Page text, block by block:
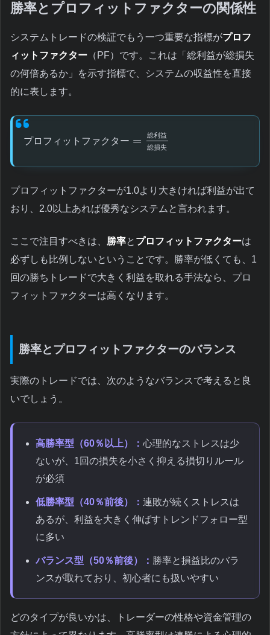
勝率とプロフィットファクターの関係性
システムトレードの検証でもう一つ重要な指標がプロフ
ィットファクター （PF）です。これは「総利益が総損失
の何倍あるか」を示す指標で、システムの収益性を直接
的に表します。
プロ フ ィ ッ ト フ ァク タ ー = 総利益
総損失
プロフィットファクターが1.0より大きければ利益が出て
おり、2.0以上あれば優秀なシステムと言われます。
ここで注目すべきは、 勝率と プロフィットファクターは
必ずしも比例しないということです。勝率が低くても、1
回の勝ちトレードで大きく利益を取れる手法なら、プロ
フィットファクターは高くなります。
勝率とプロフィットファクターのバランス
実際のトレードでは、次のようなバランスで考えると良
いでしょう。
高勝率型（60％以上）： 心理的なストレスは少
ないが、1回の損失を小さく抑える損切りルール
が必須
低勝率型（40％前後）： 連敗が続くストレスは
あるが、利益を大きく伸ばすトレンドフォロー型
に多い
バランス型（50％前後）： 勝率と損益比のバラ
ンスが取れており、初心者にも扱いやすい
どのタイプが良いかは、トレーダーの性格や資金管理の